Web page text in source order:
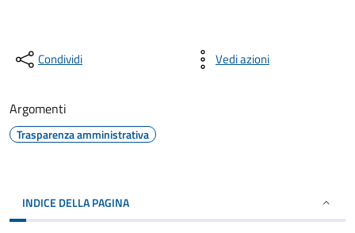
Condividi Vedi azioni
Argomenti
Trasparenza amministrativa
INDICE DELLA PAGINA